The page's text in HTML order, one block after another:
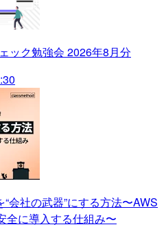
ック勉強会 2026年8月分
“会社の武器”にする方法〜AWS
全に導入する仕組み〜